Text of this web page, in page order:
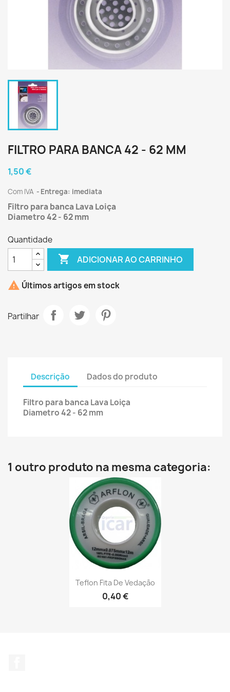
FILTRO PARA BANCA 42 - 62 MM
1,50 €
Com IVA Entrega: imediata
Filtro para banca Lava Loiça
Diametro 42 - 62 mm
Quantidade
 ADICIONAR AO CARRINHO
 Últimos artigos em stock
Partilhar
Descrição Dados do produto
Filtro para banca Lava Loiça
Diametro 42 - 62 mm
1 outro produto na mesma categoria:
Teflon Fita De Vedação
0,40 €